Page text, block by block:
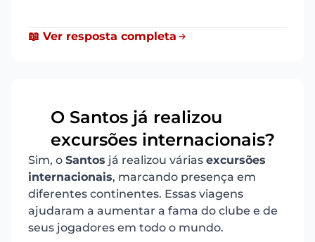
📖 Ver resposta completa
O Santos já realizou
excursões internacionais?
Sim, o Santos já realizou várias excursões
internacionais, marcando presença em
diferentes continentes. Essas viagens
ajudaram a aumentar a fama do clube e de
seus jogadores em todo o mundo.